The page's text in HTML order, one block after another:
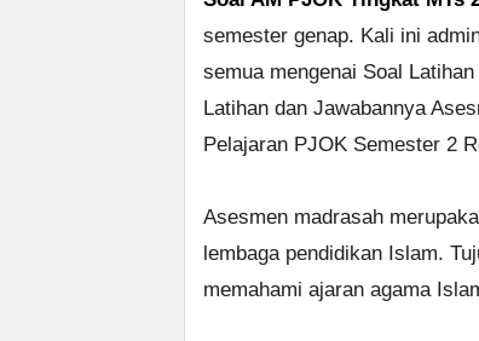
semester genap. Kali ini
semua mengenai Soal
Latihan dan Jawabannya
Pelajaran PJOK Semester 2
Asesmen madrasah
lembaga pendidikan Islam.
memahami ajaran agama